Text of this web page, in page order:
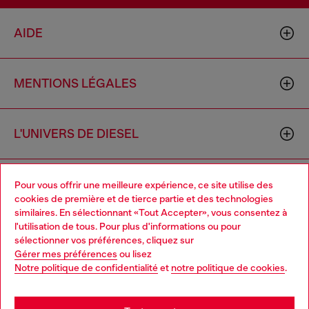
Pour vous offrir une meilleure expérience, ce site utilise des
cookies de première et de tierce partie et des technologies
similaires. En sélectionnant «Tout Accepter», vous consentez à
l'utilisation de tous. Pour plus d'informations ou pour
sélectionner vos préférences, cliquez sur
Gérer mes préférences ou lisez
Notre politique de confidentialitéet notre politique de cookies.
AIDE
MENTIONS LÉGALES
L'UNIVERS DE DIESEL
CORPORATE
Country: BE Language: FR
Choose your location
You are currently browsing Belgique website, but it seems you
may be based in United States